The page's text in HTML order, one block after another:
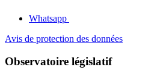
Whatsapp
Avis de protection des données
Observatoire législatif